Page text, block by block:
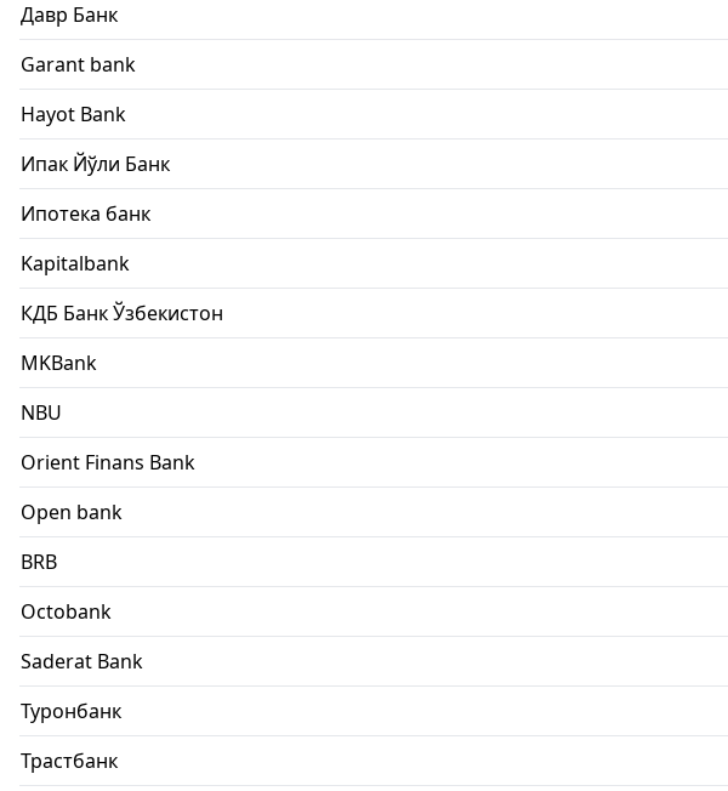
Давр Банк
Garant bank
Hayot Bank
Ипак Йўли Банк
Ипотека банк
Kapitalbank
КДБ Банк Ўзбекистон
MKBank
NBU
Orient Finans Bank
Open bank
BRB
Octobank
Saderat Bank
Туронбанк
Трастбанк